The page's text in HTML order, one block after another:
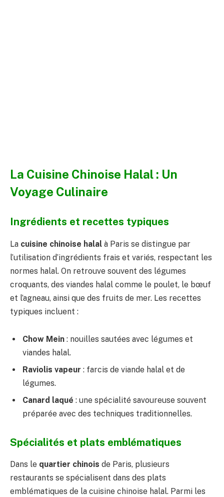
La Cuisine Chinoise Halal : Un
Voyage Culinaire
Ingrédients et recettes typiques
La cuisine chinoise halal à Paris se distingue par
l’utilisation d’ingrédients frais et variés, respectant les
normes halal. On retrouve souvent des légumes
croquants, des viandes halal comme le poulet, le bœuf
et l’agneau, ainsi que des fruits de mer. Les recettes
typiques incluent :
Chow Mein : nouilles sautées avec légumes et
viandes halal.
Raviolis vapeur : farcis de viande halal et de
légumes.
Canard laqué : une spécialité savoureuse souvent
préparée avec des techniques traditionnelles.
Spécialités et plats emblématiques
Dans le quartier chinois de Paris, plusieurs
restaurants se spécialisent dans des plats
emblématiques de la cuisine chinoise halal. Parmi les